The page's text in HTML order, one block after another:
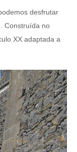
desfrutar
Construída no
XX adaptada a